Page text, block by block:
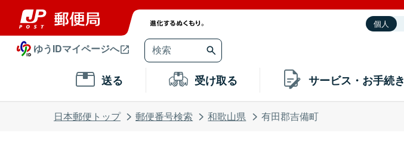
個人
ゆうIDマイページへ
送る 受け取る サービス・お手続き
日本郵便トップ 郵便番号検索 和歌山県 有田郡吉備町